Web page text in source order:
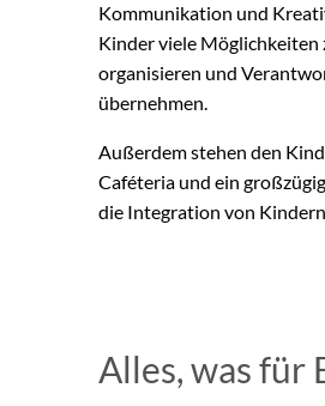
Kommunikation und
Kinder viele Möglichkeiten
organisieren und
übernehmen.
Außerdem stehen den
Caféteria und ein
die Integration von
Alles, was für